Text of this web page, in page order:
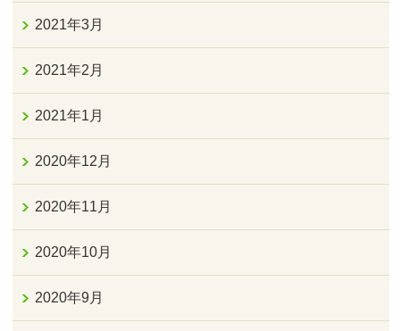
2021年3月
2021年2月
2021年1月
2020年12月
2020年11月
2020年10月
2020年9月